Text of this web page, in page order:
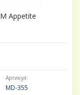
Appetite
Артикул:
MD-355